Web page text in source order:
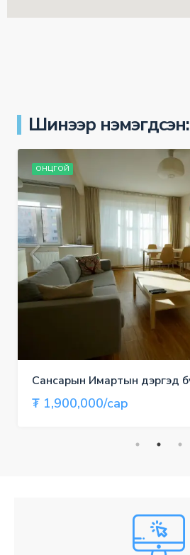
Шинээр нэмэгдсэн:
ОНЦГОЙ
₮ 1,900,000/сар